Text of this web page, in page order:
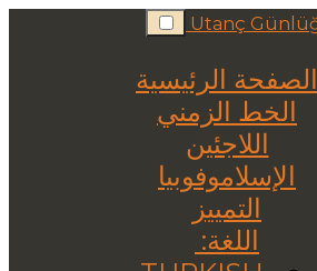
Skip
to
الصفحة الرئيسية
الخط الزمني
اللاجئين
الإسلاموفوبيا
التمييز
اللغة: